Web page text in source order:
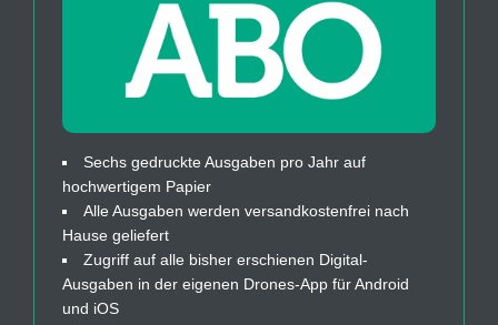
Sechs gedruckte Ausgaben pro Jahr auf
hochwertigem Papier
Alle Ausgaben werden versandkostenfrei nach
Hause geliefert
Zugriff auf alle bisher erschienen Digital-
Ausgaben in der eigenen Drones-App für Android
und iOS